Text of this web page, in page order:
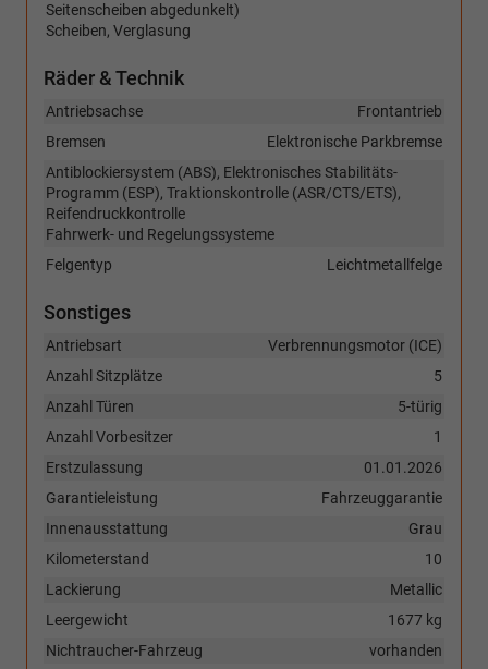
Seitenscheiben abgedunkelt)
Scheiben, Verglasung
Räder & Technik
Frontantrieb
Antriebsachse
Elektronische Parkbremse
Bremsen
Antiblockiersystem (ABS), Elektronisches Stabilitäts-
Programm (ESP), Traktionskontrolle (ASR/CTS/ETS),
Reifendruckkontrolle
Fahrwerk- und Regelungssysteme
Leichtmetallfelge
Felgentyp
Sonstiges
Verbrennungsmotor (ICE)
Antriebsart
5
Anzahl Sitzplätze
5-türig
Anzahl Türen
1
Anzahl Vorbesitzer
01.01.2026
Erstzulassung
Fahrzeuggarantie
Garantieleistung
Grau
Innenausstattung
10
Kilometerstand
Metallic
Lackierung
1677 kg
Leergewicht
vorhanden
Nichtraucher-Fahrzeug